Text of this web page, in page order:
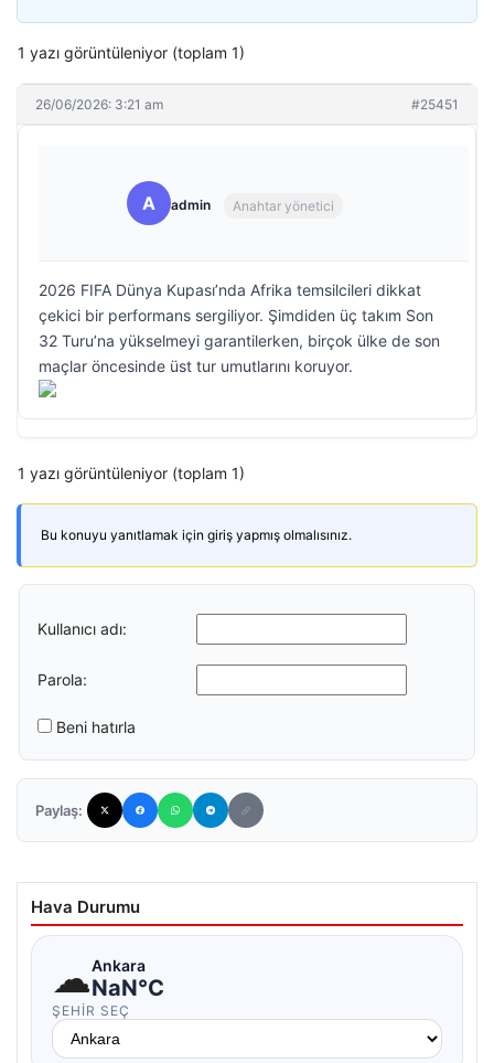
1 yazı görüntüleniyor (toplam 1)
26/06/2026: 3:21 am #25451
A admin Anahtar yönetici
2026 FIFA Dünya Kupası’nda Afrika temsilcileri dikkat
çekici bir performans sergiliyor. Şimdiden üç takım Son
32 Turu’na yükselmeyi garantilerken, birçok ülke de son
maçlar öncesinde üst tur umutlarını koruyor.
1 yazı görüntüleniyor (toplam 1)
Bu konuyu yanıtlamak için giriş yapmış olmalısınız.
Kullanıcı adı:
Parola:
Beni hatırla
Paylaş:
Hava Durumu
☁Ankara
NaN°C
ŞEHIR SEÇ